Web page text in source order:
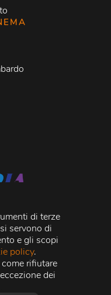
di terze
servono di
e gli scopi
policy.
rifiutare
dei
20066 Melzo (MI)
n. 1427910
n. 338392 -
| Capitale Sociale
2026 © Tutti i diritti